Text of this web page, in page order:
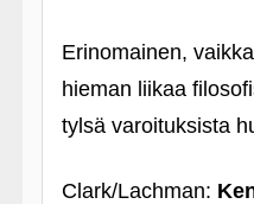
Erinomainen,
hieman liikaa
tylsä varoituksista
Clark/Lachman: